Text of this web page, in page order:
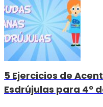
5 Ejercicios de
Esdrújulas para 4º